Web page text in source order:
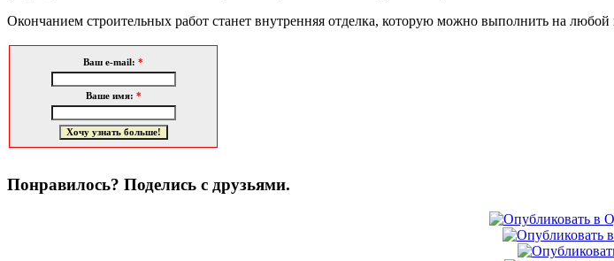
Окончанием строительных работ станет внутренняя отделка, которую можно выполнить на
Ваш e-mail: *
Ваше имя: *
Понравилось? Поделись с друзьями.